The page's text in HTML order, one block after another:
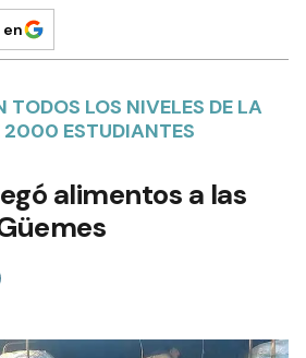
TODOS LOS NIVELES DE LA
2000 ESTUDIANTES
alimentos a las